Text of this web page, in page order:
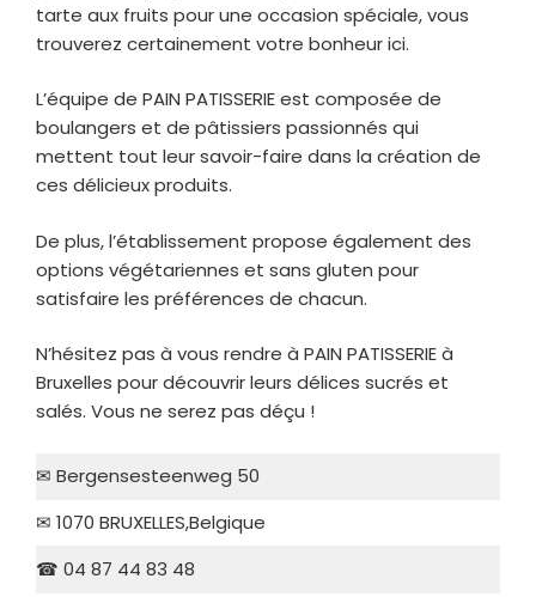
tarte aux fruits pour une occasion spéciale, vous
trouverez certainement votre bonheur ici.
L’équipe de PAIN PATISSERIE est composée de
boulangers et de pâtissiers passionnés qui
mettent tout leur savoir-faire dans la création de
ces délicieux produits.
De plus, l’établissement propose également des
options végétariennes et sans gluten pour
satisfaire les préférences de chacun.
N’hésitez pas à vous rendre à PAIN PATISSERIE à
Bruxelles pour découvrir leurs délices sucrés et
salés. Vous ne serez pas déçu !
✉ Bergensesteenweg 50
✉ 1070 BRUXELLES,Belgique
☎ 04 87 44 83 48